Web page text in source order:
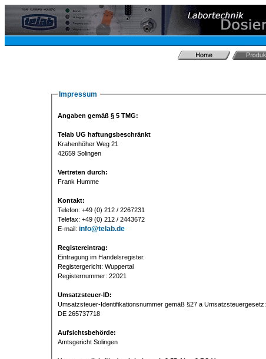
Impressum
Angaben gemäß § 5 TMG:
Telab UG haftungsbeschränkt
Krahenhöher Weg 21
42659 Solingen
Vertreten durch:
Frank Humme
Kontakt:
Telefon: +49 (0) 212 / 2267231
Telefax: +49 (0) 212 / 2443672
E-mail: info@telab.de
Registereintrag:
Eintragung im Handelsregister.
Registergericht: Wuppertal
Registernummer: 22021
Umsatzsteuer-ID:
Umsatzsteuer-Identifikationsnummer gemäß §27 a Umsatzsteuergesetz:
DE 265737718
Aufsichtsbehörde:
Amtsgericht Solingen